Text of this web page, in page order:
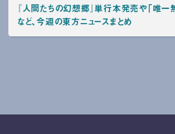
『人間たちの幻想郷』単行本発売や「唯一
など、今週の東方ニュースまとめ